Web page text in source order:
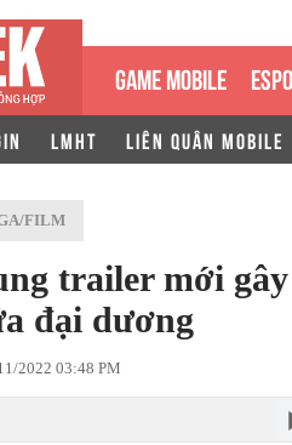
GAME MOBILE
LMHT LIÊN QUÂN MOBILE
FILM
trailer mới
đại dương
2022 03:48 PM